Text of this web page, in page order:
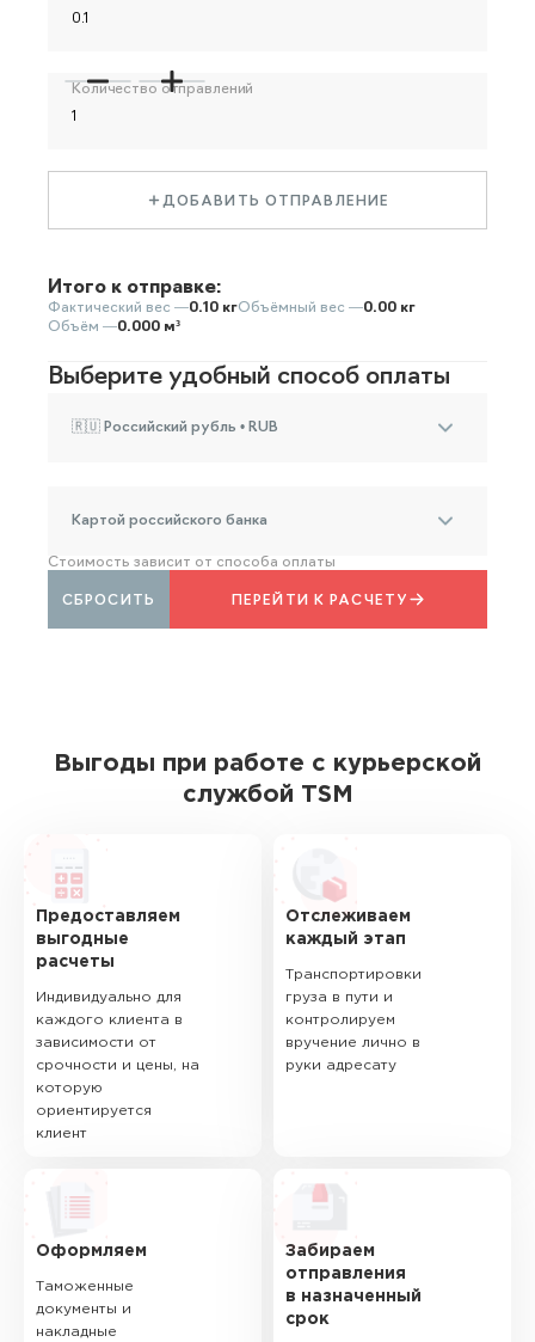
Количество отправлений
ДОБАВИТЬ ОТПРАВЛЕНИЕ
Итого к отправке:
Фактический вес —0.10 кгОбъёмный вес —0.00 кг
Объём —0.000 м³
Выберите удобный способ оплаты
🇷🇺 Российский рубль • RUB
Картой российского банка
Стоимость зависит от способа оплаты
ПЕРЕЙТИ К РАСЧЕТУ
СБРОСИТЬ
Выгоды при работе с курьерской
службой TSM
Предоставляем
выгодные
расчеты
Индивидуально для
каждого клиента в
зависимости от
срочности и цены, на
которую
ориентируется
клиент
Отслеживаем
каждый этап
Транспортировки
груза в пути и
контролируем
вручение лично в
руки адресату
Оформляем
Таможенные
документы и
накладные
Забираем
отправления
в назначенный
срок